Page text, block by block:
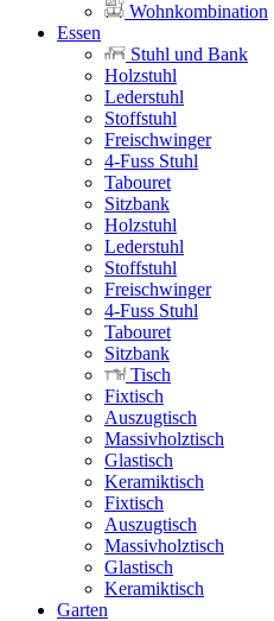
Wohnkombination
Essen
Stuhl und Bank
Holzstuhl
Lederstuhl
Stoffstuhl
Freischwinger
4-Fuss Stuhl
Tabouret
Sitzbank
Holzstuhl
Lederstuhl
Stoffstuhl
Freischwinger
4-Fuss Stuhl
Tabouret
Sitzbank
Tisch
Fixtisch
Auszugtisch
Massivholztisch
Glastisch
Keramiktisch
Fixtisch
Auszugtisch
Massivholztisch
Glastisch
Keramiktisch
Garten